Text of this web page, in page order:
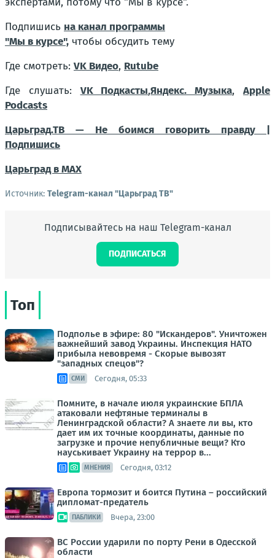
Подпишись на канал программы
"Мы в курсе", чтобы обсудить тему
Где смотреть: VK Видео, Rutube
Где слушать: VK Подкасты,Яндекс. Музыка,Apple
Podcasts
Царьград.ТВ — Не боимся говорить правду |
Подпишись
Царьград в МАХ
Источник: Telegram-канал "Царьград ТВ"
Подписывайтесь на наш Telegram-канал
ПОДПИСАТЬСЯ
Топ
Подполье в эфире: 80 "Искандеров". Уничтожен
важнейший завод Украины. Инспекция НАТО
прибыла невовремя - Скорые вывозят
"западных спецов"?
СМИ Сегодня, 05:33
Помните, в начале июля украинские БПЛА
атаковали нефтяные терминалы в
Ленинградской области? А знаете ли вы, кто
дает им их точные координаты, данные по
загрузке и прочие непубличные вещи? Кто
науськивает Украину на террор в...
МНЕНИЯ Сегодня, 03:12
Европа тормозит и боится Путина – российский
дипломат-предатель
ПАБЛИКИ Вчера, 23:00
ВС России ударили по порту Рени в Одесской
области